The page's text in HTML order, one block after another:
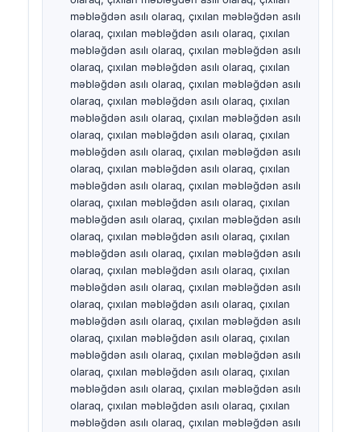
Lietuvių kalba
Polski
한국어
Slovenščina
Magyar
Shqip
বাংলা
اردو
मराठी
தமிழ்
ગુજરાતી
ಕನ್ನಡ
മലയാളം
Bahasa Melayu
Tiếng Việt